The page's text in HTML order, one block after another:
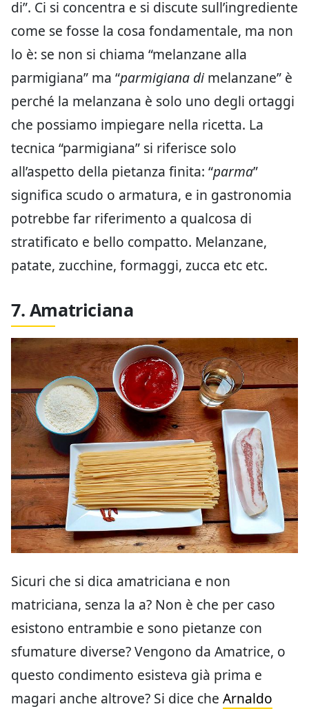
di”. Ci si concentra e si discute sull’ingrediente
come se fosse la cosa fondamentale, ma non
lo è: se non si chiama “melanzane alla
parmigiana” ma “parmigiana di melanzane” è
perché la melanzana è solo uno degli ortaggi
che possiamo impiegare nella ricetta. La
tecnica “parmigiana” si riferisce solo
all’aspetto della pietanza finita: “parma”
significa scudo o armatura, e in gastronomia
potrebbe far riferimento a qualcosa di
stratificato e bello compatto. Melanzane,
patate, zucchine, formaggi, zucca etc etc.
7. Amatriciana
Sicuri che si dica amatriciana e non
matriciana, senza la a? Non è che per caso
esistono entrambie e sono pietanze con
sfumature diverse? Vengono da Amatrice, o
questo condimento esisteva già prima e
magari anche altrove? Si dice che Arnaldo